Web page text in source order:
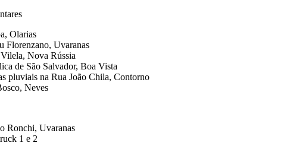
Olarias
Florenzano, Uvaranas
Nova Rússia
de São Salvador, Boa Vista
pluviais na Rua João Chila, Contorno
Neves
Ronchi, Uvaranas
1 e 2